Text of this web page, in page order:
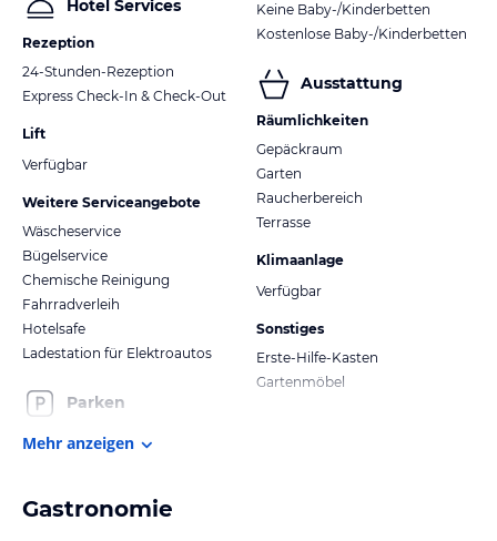
Hotel Services
Rezeption
24-Stunden-Rezeption
Express Check-In & Check-Out
Lift
Verfügbar
Weitere Serviceangebote
Wäscheservice
Bügelservice
Chemische Reinigung
Fahrradverleih
Hotelsafe
Ladestation für Elektroautos
Parken
Keine Baby-/Kinderbetten
Kostenlose Baby-/Kinderbetten
Ausstattung
Räumlichkeiten
Gepäckraum
Garten
Raucherbereich
Terrasse
Klimaanlage
Verfügbar
Sonstiges
Erste-Hilfe-Kasten
Gartenmöbel
Mehr anzeigen
Gastronomie